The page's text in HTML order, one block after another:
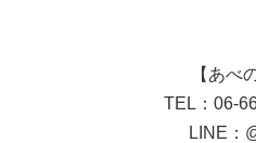
【あべ
TEL：06-
LINE：